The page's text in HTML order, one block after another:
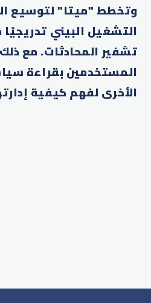
وتخطط "ميتا" لتوسيع
التشغيل البيني
تشفير المحادثات. مع
المستخدمين بقراءة
الأخرى لفهم كيفية